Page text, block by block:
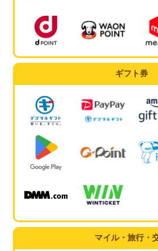
ギフト券
マイル・旅行・